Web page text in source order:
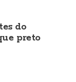
do
preto